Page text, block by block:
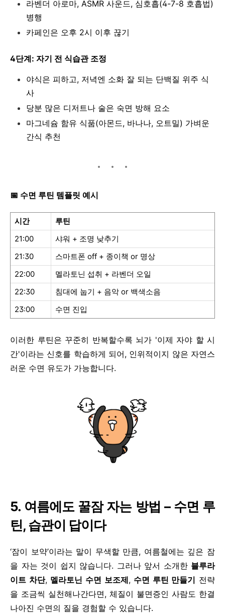
라벤더 아로마, ASMR 사운드, 심호흡(4-7-8 호흡법)
병행
카페인은 오후 2시 이후 끊기
4단계: 자기 전 식습관 조정
야식은 피하고, 저녁엔 소화 잘 되는 단백질 위주 식
사
당분 많은 디저트나 술은 숙면 방해 요소
마그네슘 함유 식품(아몬드, 바나나, 오트밀) 가벼운
간식 추천
📅 수면 루틴 템플릿 예시
시간
루틴
21:00
샤워 + 조명 낮추기
21:30
스마트폰 off + 종이책 or 명상
22:00
멜라토닌 섭취 + 라벤더 오일
22:30
침대에 눕기 + 음악 or 백색소음
23:00
수면 진입
이러한 루틴은 꾸준히 반복할수록 뇌가 '이제 자야 할 시
간'이라는 신호를 학습하게 되어, 인위적이지 않은 자연스
러운 수면 유도가 가능합니다.
5. 여름에도 꿀잠 자는 방법 – 수면 루
틴, 습관이 답이다
‘잠이 보약’이라는 말이 무색할 만큼, 여름철에는 깊은 잠
을 자는 것이 쉽지 않습니다. 그러나 앞서 소개한 블루라
이트 차단, 멜라토닌 수면 보조제, 수면 루틴 만들기 전략
을 조금씩 실천해나간다면, 체질이 불면증인 사람도 한결
나아진 수면의 질을 경험할 수 있습니다.